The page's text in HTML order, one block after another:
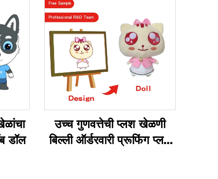
डॉल
उच्च गुणवत्तेची प्लश खेळणी
बिल्ली ऑर्डरवारी प्रूफिंग प्लश